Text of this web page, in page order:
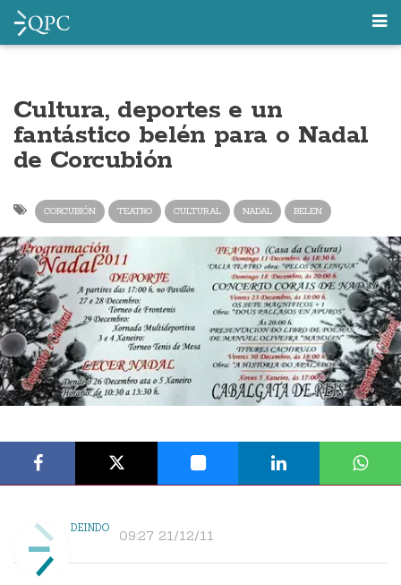
Cultura, deportes e un
fantástico belén para o Nadal
de Corcubión
CORCUBIÓN TEATRO CULTURAL NADAL BELEN
DEINDO 09:27 21/12/11